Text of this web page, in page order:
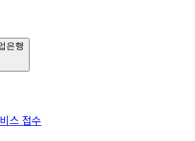
은행
스 접수